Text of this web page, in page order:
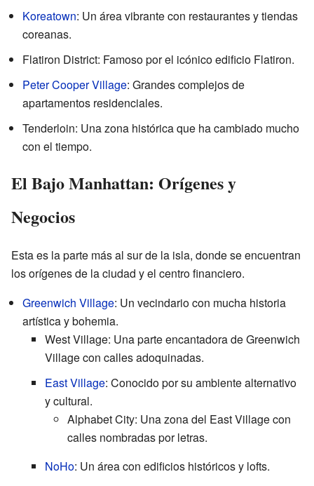
Koreatown: Un área vibrante con restaurantes y tiendas
coreanas.
Flatiron District: Famoso por el icónico edificio Flatiron.
Peter Cooper Village: Grandes complejos de
apartamentos residenciales.
Tenderloin: Una zona histórica que ha cambiado mucho
con el tiempo.
El Bajo Manhattan: Orígenes y
Negocios
Esta es la parte más al sur de la isla, donde se encuentran
los orígenes de la ciudad y el centro financiero.
Greenwich Village: Un vecindario con mucha historia
artística y bohemia.
West Village: Una parte encantadora de Greenwich
Village con calles adoquinadas.
East Village: Conocido por su ambiente alternativo
y cultural.
Alphabet City: Una zona del East Village con
calles nombradas por letras.
NoHo: Un área con edificios históricos y lofts.